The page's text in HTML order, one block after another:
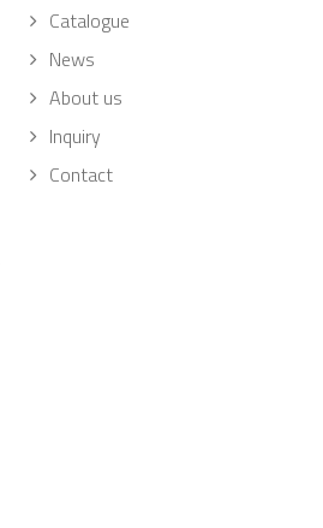
Catalogue
News
About us
Inquiry
Contact